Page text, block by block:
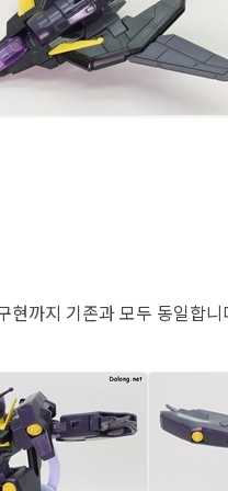
현까지 기존과 모두 동일합니